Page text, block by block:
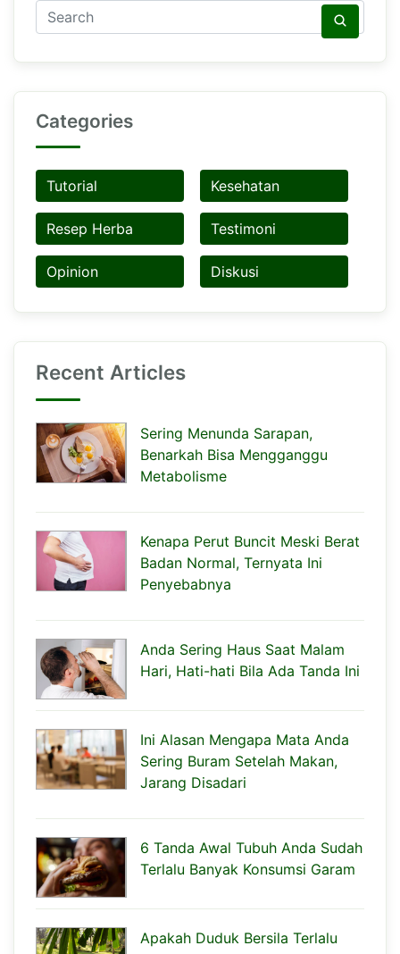
Categories
Tutorial Kesehatan
Resep Herba Testimoni
Opinion Diskusi
Recent Articles
Sering Menunda Sarapan,
Benarkah Bisa Mengganggu
Metabolisme
Kenapa Perut Buncit Meski Berat
Badan Normal, Ternyata Ini
Penyebabnya
Anda Sering Haus Saat Malam
Hari, Hati-hati Bila Ada Tanda Ini
Ini Alasan Mengapa Mata Anda
Sering Buram Setelah Makan,
Jarang Disadari
6 Tanda Awal Tubuh Anda Sudah
Terlalu Banyak Konsumsi Garam
Apakah Duduk Bersila Terlalu